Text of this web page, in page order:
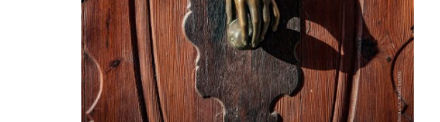
Hit enter to search or ESC to close